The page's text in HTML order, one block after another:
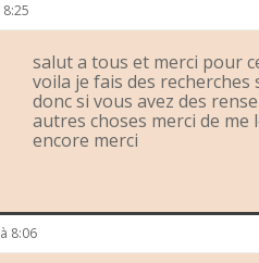
salut a tous et merci pour
voila je fais des
donc si vous avez des
autres choses merci de me
encore merci
8:06